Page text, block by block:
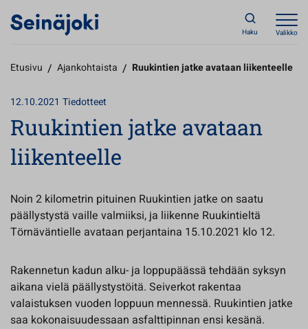
Haku Valikko
Etusivu / Ajankohtaista / Ruukintien jatke avataan liikenteelle
12.10.2021 Tiedotteet
Ruukintien jatke avataan
liikenteelle
Noin 2 kilometrin pituinen Ruukintien jatke on saatu
päällystystä vaille valmiiksi, ja liikenne Ruukintieltä
Törnäväntielle avataan perjantaina 15.10.2021 klo 12.
Rakennetun kadun alku- ja loppupäässä tehdään syksyn
aikana vielä päällystystöitä. Seiverkot rakentaa
valaistuksen vuoden loppuun mennessä. Ruukintien jatke
saa kokonaisuudessaan asfalttipinnan ensi kesänä.